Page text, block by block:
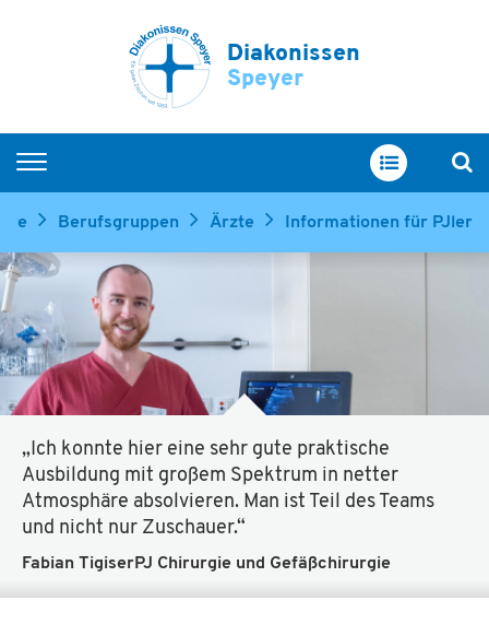
Diakonissen
Speyer
Startseite
Berufsgruppen
Ausbildung
Unsere Schulen
Fort- und Weiterbildung
Offene Stellen
Berufsgruppen Ärzte Informationen für PJler
„Ich konnte hier eine sehr gute praktische
Ausbildung mit großem Spektrum in netter
Atmosphäre absolvieren. Man ist Teil des Teams
und nicht nur Zuschauer.“
Fabian TigiserPJ Chirurgie und Gefäßchirurgie